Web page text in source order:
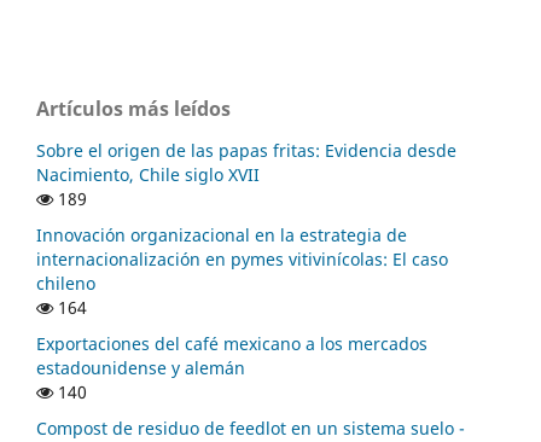
Artículos más leídos
Sobre el origen de las papas fritas: Evidencia desde
Nacimiento, Chile siglo XVII
189
Innovación organizacional en la estrategia de
internacionalización en pymes vitivinícolas: El caso
chileno
164
Exportaciones del café mexicano a los mercados
estadounidense y alemán
140
Compost de residuo de feedlot en un sistema suelo -